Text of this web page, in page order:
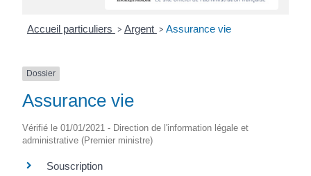
Accueil particuliers > Argent > Assurance vie
Dossier
Assurance vie
Vérifié le 01/01/2021 - Direction de l'information légale et
administrative (Premier ministre)
Souscription